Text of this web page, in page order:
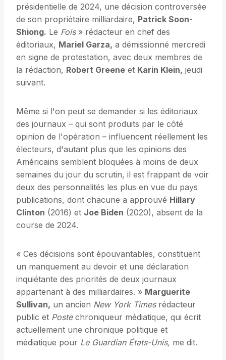
présidentielle de 2024, une décision controversée
de son propriétaire milliardaire, Patrick Soon-
Shiong. Le Fois» rédacteur en chef des
éditoriaux, Mariel Garza, a démissionné mercredi
en signe de protestation, avec deux membres de
la rédaction, Robert Greene et Karin Klein, jeudi
suivant.
Même si l'on peut se demander si les éditoriaux
des journaux – qui sont produits par le côté
opinion de l'opération – influencent réellement les
électeurs, d'autant plus que les opinions des
Américains semblent bloquées à moins de deux
semaines du jour du scrutin, il est frappant de voir
deux des personnalités les plus en vue du pays
publications, dont chacune a approuvé Hillary
Clinton (2016) et Joe Biden (2020), absent de la
course de 2024.
« Ces décisions sont épouvantables, constituent
un manquement au devoir et une déclaration
inquiétante des priorités de deux journaux
appartenant à des milliardaires. » Marguerite
Sullivan, un ancien New York Timesrédacteur
public et Postechroniqueur médiatique, qui écrit
actuellement une chronique politique et
médiatique pour Le Guardian États-Unis, me dit.